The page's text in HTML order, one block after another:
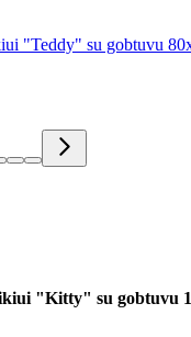
"Teddy" su gobtuvu
"Kitty" su gobtuvu